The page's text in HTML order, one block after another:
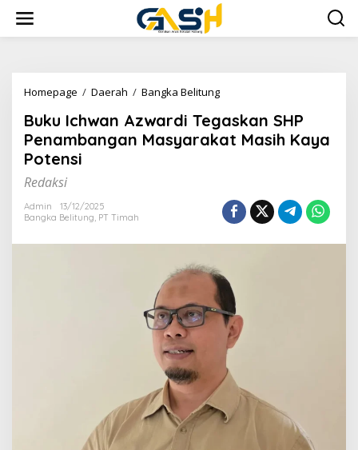
konten
Homepage / Daerah / Bangka BelitungBuku
Azwardi
Tegaskan
SHP
Kaya
Potensi
Buku Ichwan Azwardi Tegaskan SHP
Penambangan Masyarakat Masih Kaya
Potensi
Redaksi
Admin
13/12/2025
Bangka Belitung, PT Timah